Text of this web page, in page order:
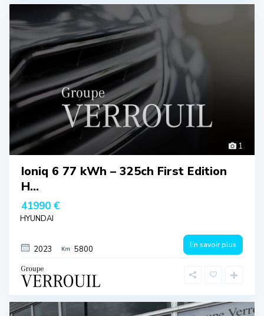
1
Ioniq 6 77 kWh – 325ch First Edition
H...
41990 €
HYUNDAI
2023 5800 En savoir plus